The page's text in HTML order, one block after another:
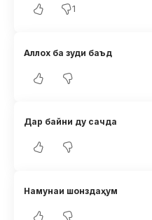
1
Аллох ба зуди баъд
Дар байни ду сачда
Намунаи шонздаҳум